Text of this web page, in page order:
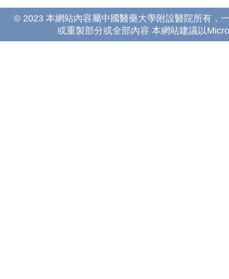
© 2023 本網站內容屬中國醫藥大學附設醫院所有，
或重製部分或全部內容 本網站建議以